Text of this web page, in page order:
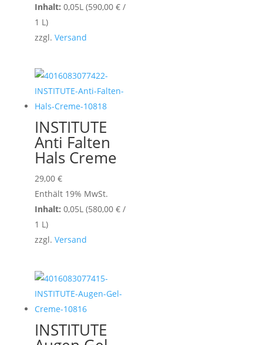
Inhalt: 0,05L (590,00 €/
1 L)
zzgl. Versand
INSTITUTE
Anti Falten
Hals Creme
29,00 €
Enthält 19% MwSt.
Inhalt: 0,05L (580,00 €/
1 L)
zzgl. Versand
INSTITUTE